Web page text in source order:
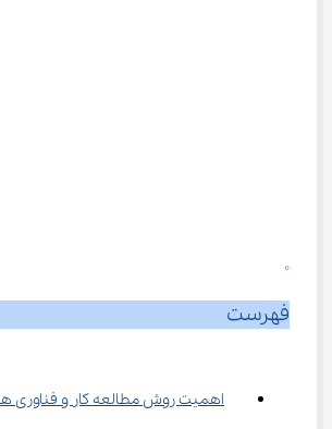
0
فهرست
اهمیت روش مطالعه کار و فناوری